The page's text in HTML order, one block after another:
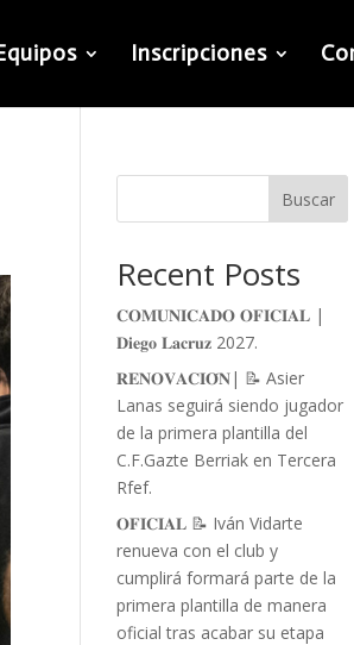
Inscripciones
Buscar
Recent Posts
𝐂𝐎𝐌𝐔𝐍𝐈𝐂𝐀𝐃𝐎 𝐎𝐅𝐈𝐂𝐈𝐀𝐋 |
𝐃𝐢𝐞𝐠𝐨 𝐋𝐚𝐜𝐫𝐮𝐳 2027.
𝐑𝐄𝐍𝐎𝐕𝐀𝐂𝐈𝐎́𝐍| 📝 Asier
Lanas seguirá siendo jugador
de la primera plantilla del
C.F.Gazte Berriak en Tercera
Rfef.
𝐎𝐅𝐈𝐂𝐈𝐀𝐋 📝 Iván Vidarte
renueva con el club y
cumplirá formará parte de la
primera plantilla de manera
oficial tras acabar su etapa